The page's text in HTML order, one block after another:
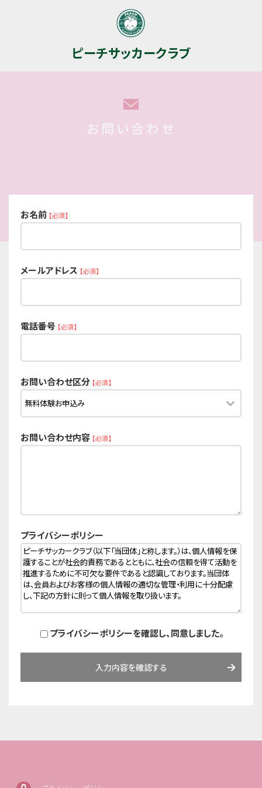
ピーチサッカークラブ
お問い合わせ
お名前 【必須】
メールアドレス 【必須】
電話番号 【必須】
お問い合わせ区分 【必須】
お問い合わせ内容 【必須】
プライバシーポリシー
プライバシーポリシーを確認し、同意しました。
入力内容を確認する